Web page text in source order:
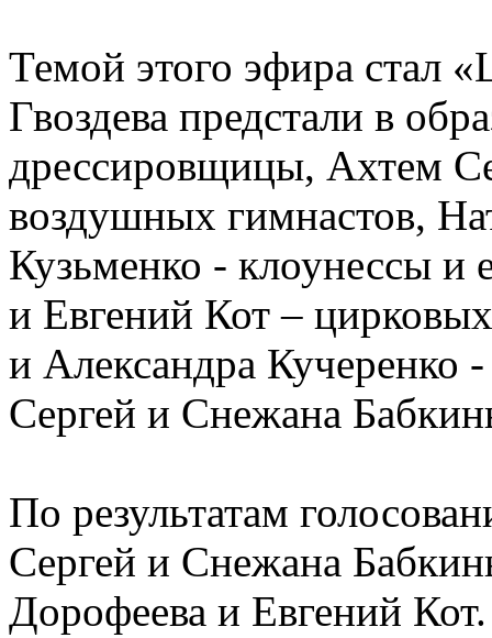
Темой этого эфира стал
Гвоздева предстали в
дрессировщицы, Ахтем
воздушных гимнастов,
Кузьменко - клоунессы и
и Евгений Кот –
и Александра Кучеренко
Сергей и Снежана
По результатам
Сергей и Снежана
Дорофеева и Евгений Кот.